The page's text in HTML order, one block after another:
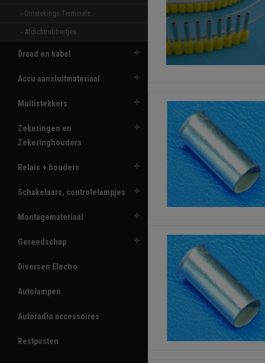
- Ontstekings Terminals
- Afdichtrubbertjes
Draad en kabel
Accu aansluitmateriaal
Multistekkers
Zekeringen en
Zekeringhouders
Relais + houders
Schakelaars, controlelampjes
Montagemateriaal
Gereedschap
Diversen Electro
Autolampen
Autoradio accessoires
Restposten